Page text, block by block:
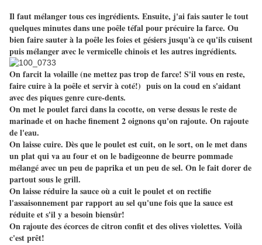
Il faut mélanger tous ces ingrédients. Ensuite, j'ai fais sauter le tout
quelques minutes dans une poêle téfal pour précuire la farce. Ou
bien faire sauter à la poêle les foies et gésiers jusqu'à ce qu'ils cuisent
puis mélanger avec le vermicelle chinois et les autres ingrédients.
On farcit la volaille (ne mettez pas trop de farce! S'il vous en reste,
faire cuire à la poêle et servir à coté!) puis on la coud en s'aidant
avec des piques genre cure-dents.
On met le poulet farci dans la cocotte, on verse dessus le reste de
marinade et on hache finement 2 oignons qu'on rajoute. On rajoute
de l'eau.
On laisse cuire. Dès que le poulet est cuit, on le sort, on le met dans
un plat qui va au four et on le badigeonne de beurre pommade
mélangé avec un peu de paprika et un peu de sel. On le fait dorer de
partout sous le grill.
On laisse réduire la sauce où a cuit le poulet et on rectifie
l'assaisonnement par rapport au sel qu'une fois que la sauce est
réduite et s'il y a besoin biensûr!
On rajoute des écorces de citron confit et des olives violettes. Voilà
c'est prêt!